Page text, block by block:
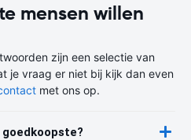
mensen willen
zijn een selectie van
je vraag er niet bij kijk dan even
met ons op.